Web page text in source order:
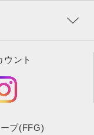
ウント
プ(FFG)